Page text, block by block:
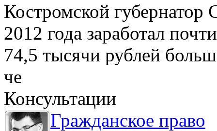
Костромской губернатор
2012 года заработал
74,5 тысячи рублей
че
Консультации
Гражданское право